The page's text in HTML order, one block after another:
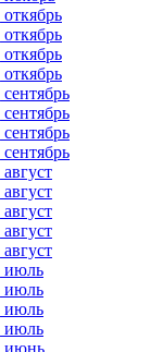
июль
июль
июль
июль
июнь